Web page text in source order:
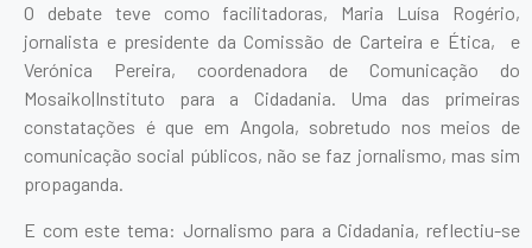
O debate teve como facilitadoras, Maria Luísa Rogério,
jornalista e presidente da Comissão de Carteira e Ética, e
Verónica Pereira, coordenadora de Comunicação do
Mosaiko|Instituto para a Cidadania. Uma das primeiras
constatações é que em Angola, sobretudo nos meios de
comunicação social públicos, não se faz jornalismo, mas sim
propaganda.
E com este tema: Jornalismo para a Cidadania, reflectiu-se